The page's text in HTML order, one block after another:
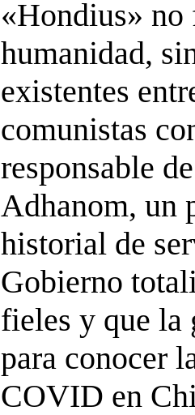
«Hondius» no
humanidad,
existentes
comunistas
responsable
Adhanom, un
historial de
Gobierno
fieles y que la
para conocer
COVID en